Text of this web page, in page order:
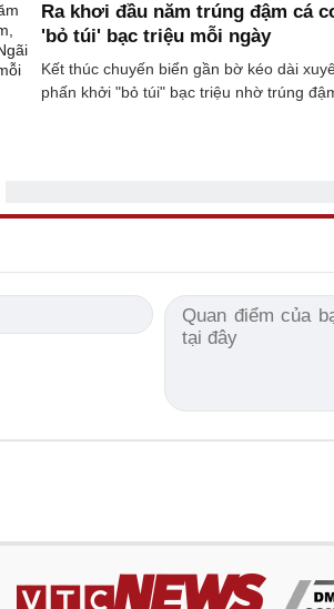
Ra khơi đầu năm trúng đậm cá
'bỏ túi' bạc triệu mỗi ngày
Kết thúc chuyến biển gần bờ kéo dài
phấn khởi "bỏ túi" bạc triệu nhờ trúng